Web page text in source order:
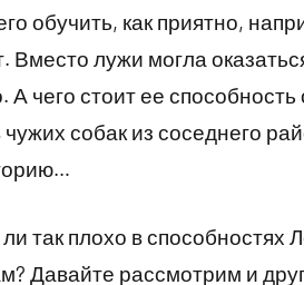
обучить, как приятно,
Вместо лужи могла
А чего стоит ее
чужих собак из соседнего
так плохо в
Давайте рассмотрим и